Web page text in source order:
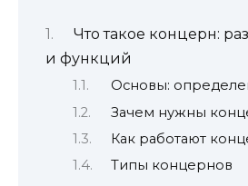
Что такое концерн:
и функций
Основы:
Зачем нужны
Как работают
Типы концернов